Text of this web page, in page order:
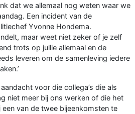
dat we allemaal nog weten waar we
Een incident van de
Yvonne Hondema.
maar weet niet zeker of je zelf
trots op jullie allemaal en de
leveren om de samenleving iedere
voor die collega’s die als
niet meer bij ons werken of die het
van de twee bijeenkomsten te